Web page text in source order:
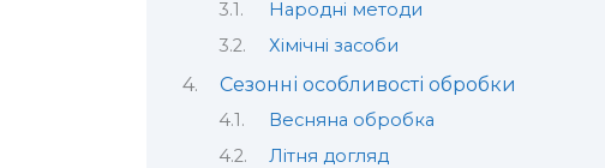
Народні методи
Хімічні засоби
Сезонні особливості обробки
Весняна обробка
Літня догляд